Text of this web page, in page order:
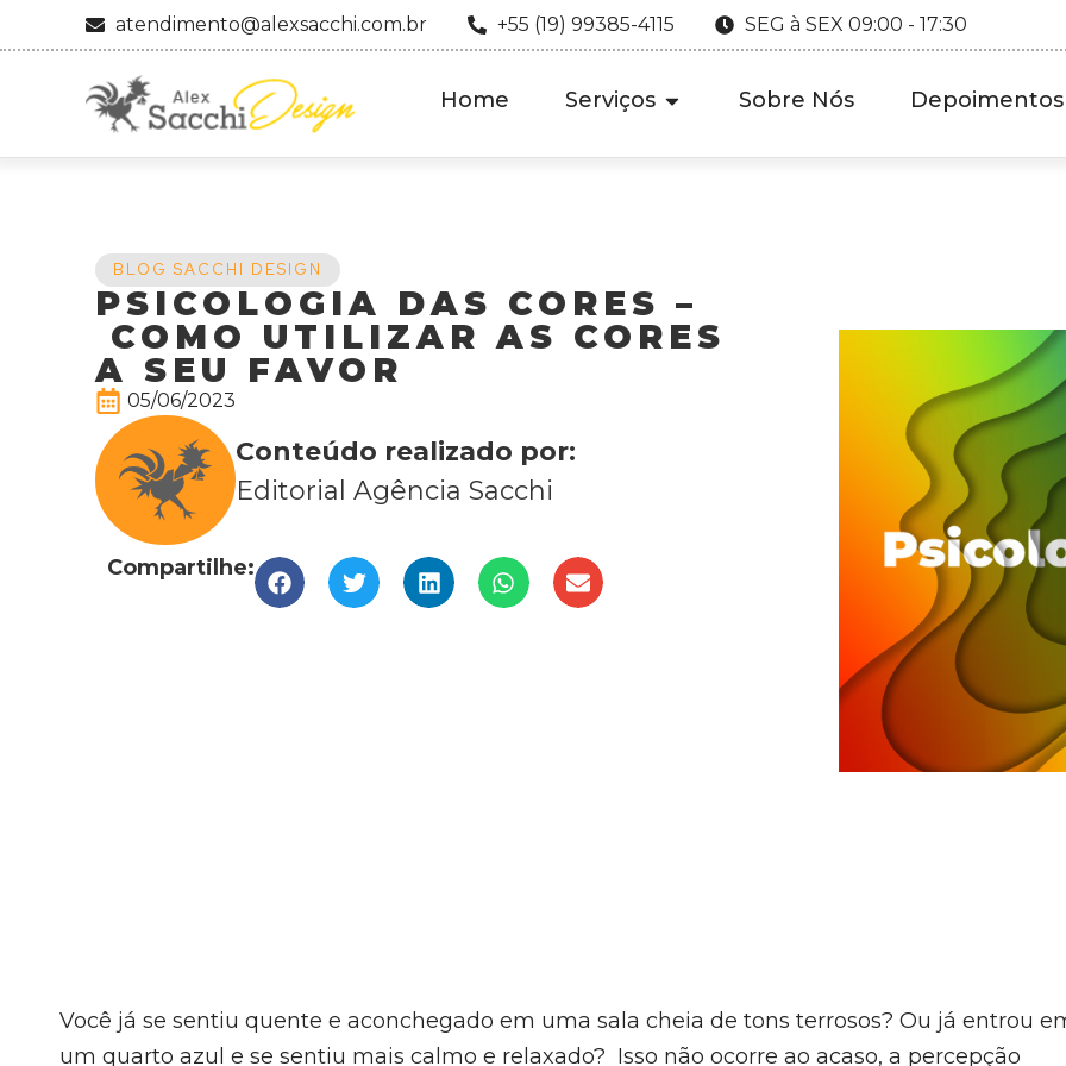
atendimento@alexsacchi.com.br +55 (19) 99385-4115 SEG à SEX 09:00 - 17:30
Home Serviços Sobre Nós Depoimentos
BLOG SACCHI DESIGN
PSICOLOGIA DAS CORES –
COMO UTILIZAR AS CORES
A SEU FAVOR
05/06/2023
Conteúdo realizado por:
Editorial Agência Sacchi
Compartilhe:
Você já se sentiu quente e aconchegado em uma sala cheia de tons terrosos? Ou já entrou
um quarto azul e se sentiu mais calmo e relaxado? Isso não ocorre ao acaso, a percepção